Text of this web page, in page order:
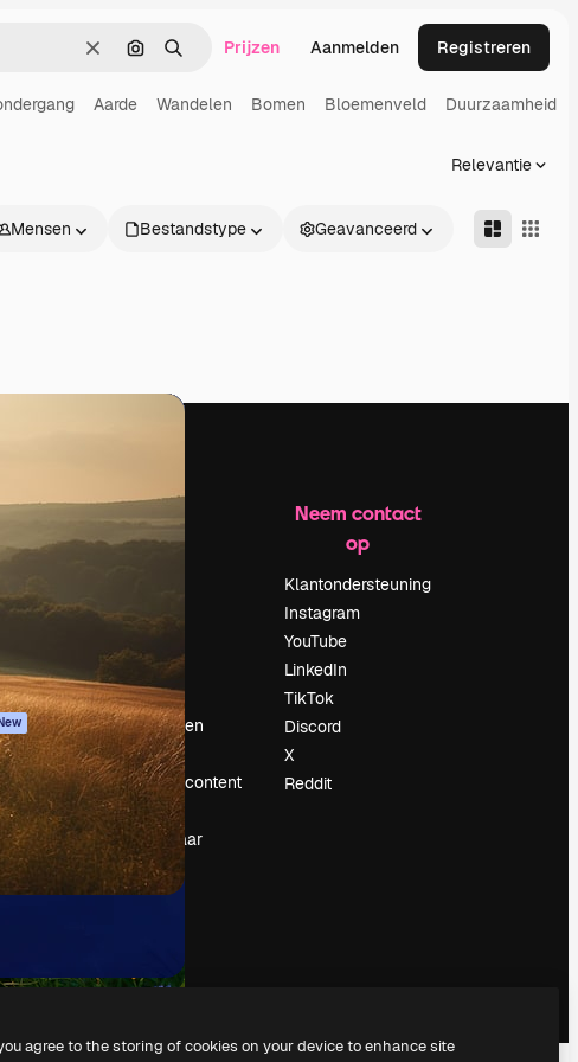
WissenZoeken op afbeelding
ZoekenPrijzen Aanmelden Registreren
Aarde Wandelen Bomen Bloemenveld Duurzaamheid
Relevantie
Mensen Bestandstype Geavanceerd
Zoektrends
Blog
Evenementen
Slidesgo
Verkoop je content
Perszaal
Op zoek naar
magnific.ai
Neem contact
op
Klantondersteuning
Instagram
YouTube
LinkedIn
TikTok
Discord
X
Reddit
agree to the storing of cookies on your device to enhance site